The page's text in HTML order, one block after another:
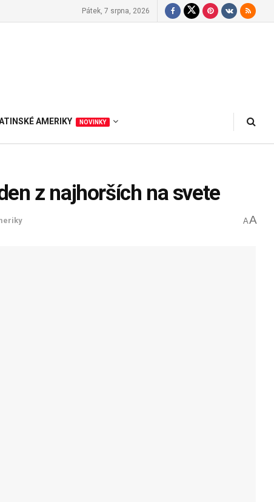
Pátek, 7 srpna, 2026
AMERIKY NOVINKY
z najhorších na svete
AA